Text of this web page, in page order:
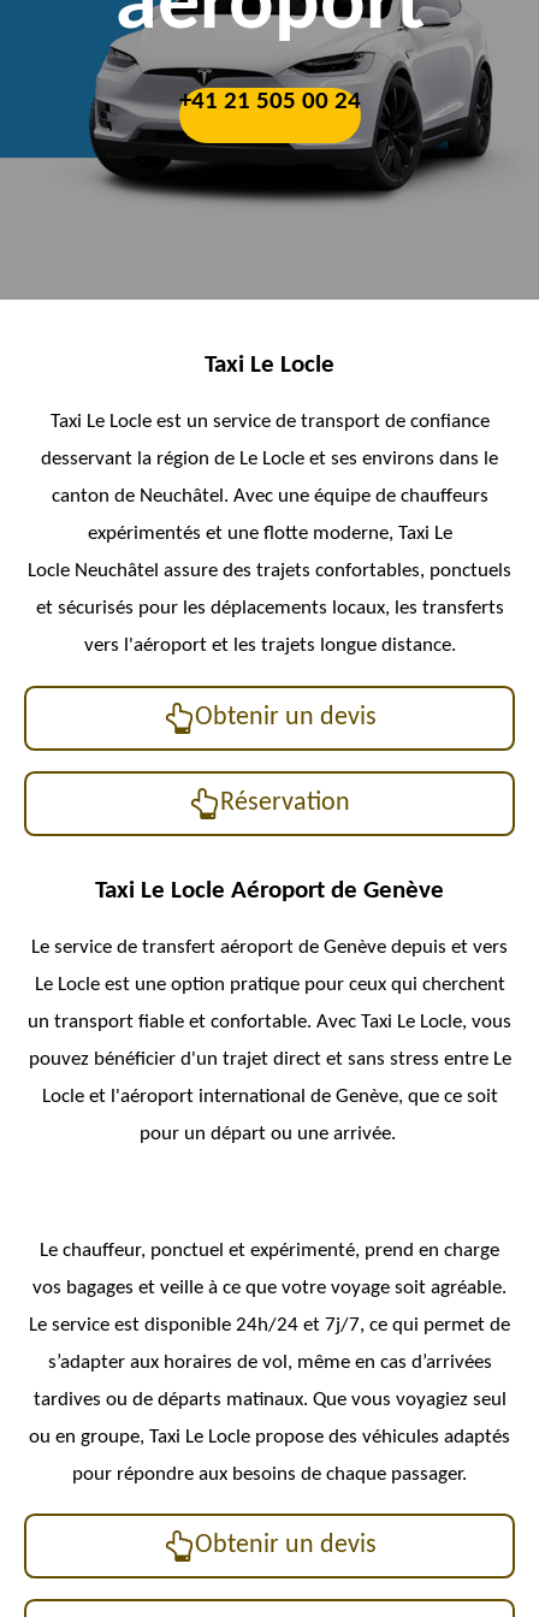
+41 21 505 00 24
Taxi Le Locle
Taxi Le Locle est un service de transport de confiance
desservant la région de Le Locle et ses environs dans le
canton de Neuchâtel. Avec une équipe de chauffeurs
expérimentés et une flotte moderne, Taxi Le
Locle Neuchâtel assure des trajets confortables, ponctuels
et sécurisés pour les déplacements locaux, les transferts
vers l'aéroport et les trajets longue distance.
Obtenir un devis
Réservation
Taxi Le Locle Aéroport de Genève
Le service de transfert aéroport de Genève depuis et vers
Le Locle est une option pratique pour ceux qui cherchent
un transport fiable et confortable. Avec Taxi Le Locle, vous
pouvez bénéficier d'un trajet direct et sans stress entre Le
Locle et l'aéroport international de Genève, que ce soit
pour un départ ou une arrivée.
Le chauffeur, ponctuel et expérimenté, prend en charge
vos bagages et veille à ce que votre voyage soit agréable.
Le service est disponible 24h/24 et 7j/7, ce qui permet de
s’adapter aux horaires de vol, même en cas d’arrivées
tardives ou de départs matinaux. Que vous voyagiez seul
ou en groupe, Taxi Le Locle propose des véhicules adaptés
pour répondre aux besoins de chaque passager.
Obtenir un devis